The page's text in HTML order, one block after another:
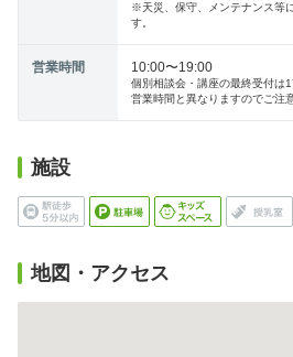
※天災、保守、メンテナンス等
す。
営業時間 10:00〜19:00
個別相談会・講座の最終受付
営業時間と異なりますのでご注
施設
地図・アクセス